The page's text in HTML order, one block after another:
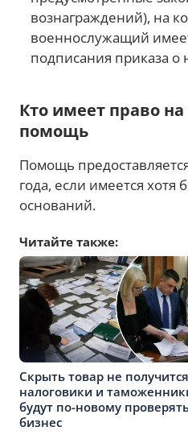
вознаграждений), на
военнослужащий
подписания приказа
Кто имеет право
помощь
Помощь
года, если имеется хотя
оснований.
Читайте также:
Скрыть товар не
налоговики и
будут по-новому
бизнес